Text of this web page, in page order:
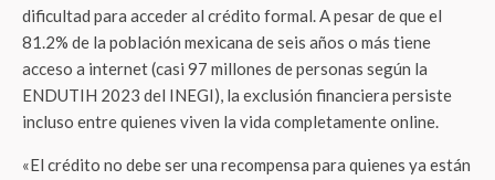
dificultad para acceder al crédito formal. A pesar de que el
81.2% de la población mexicana de seis años o más tiene
acceso a internet (casi 97 millones de personas según la
ENDUTIH 2023 del INEGI), la exclusión financiera persiste
incluso entre quienes viven la vida completamente online.
«El crédito no debe ser una recompensa para quienes ya están